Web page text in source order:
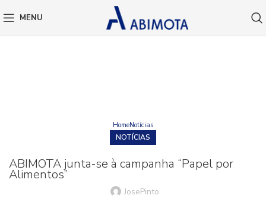
MENU
HomeNotícias
NOTÍCIAS
ABIMOTA junta-se à campanha “Papel por
Alimentos”
JosePinto